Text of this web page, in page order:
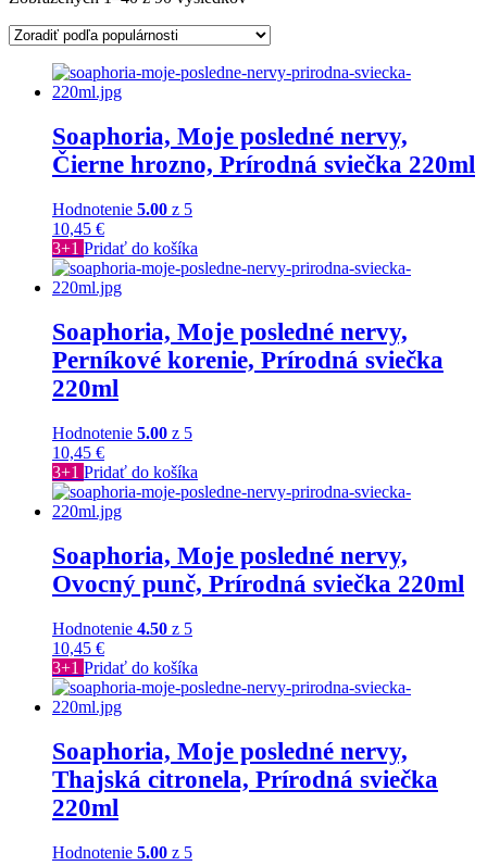
Soaphoria, Moje posledné nervy,
Čierne hrozno, Prírodná sviečka 220ml
Hodnotenie 5.00 z 5
10,45 €
3+1 Pridať do košíka
Soaphoria, Moje posledné nervy,
Perníkové korenie, Prírodná sviečka
220ml
Hodnotenie 5.00 z 5
10,45 €
3+1 Pridať do košíka
Soaphoria, Moje posledné nervy,
Ovocný punč, Prírodná sviečka 220ml
Hodnotenie 4.50 z 5
10,45 €
3+1 Pridať do košíka
Soaphoria, Moje posledné nervy,
Thajská citronela, Prírodná sviečka
220ml
Hodnotenie 5.00 z 5